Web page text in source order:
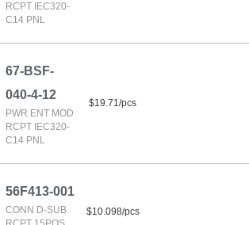
RCPT IEC320-
C14 PNL
67-BSF-
040-4-12
PWR ENT MOD
RCPT IEC320-
C14 PNL
$19.71/pcs
56F413-001
CONN D-SUB
$10.098/pcs